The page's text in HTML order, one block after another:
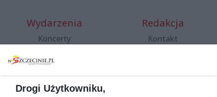
Wydarzenia
Koncerty
Spacery i oprowadzania
targi
Redakcja
Kontakt
Drogi Użytkowniku,